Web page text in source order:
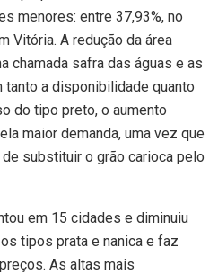
menores: entre 37,93%, no
Vitória. A redução da área
chamada safra das águas e as
a disponibilidade quanto
do tipo preto, o aumento
maior demanda, uma vez que
substituir o grão carioca pelo
em 15 cidades e diminuiu
tipos prata e nanica e faz
As altas mais